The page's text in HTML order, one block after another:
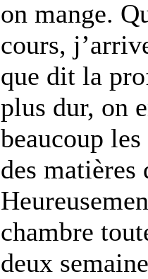
on mange.
cours,
que dit la
plus dur, on
beaucoup
des matières
chambre
deux